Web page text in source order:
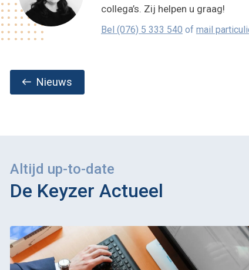
collega’s. Zij helpen u graag!
Bel (076) 5 333 540 of mail
Nieuws
Altijd up-to-date
De Keyzer Actueel